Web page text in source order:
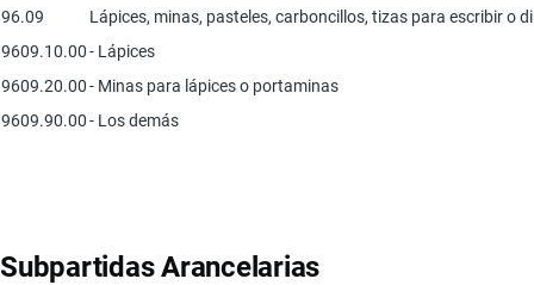
96.09
Lápices, minas, pasteles, carboncillos, tizas para escribir o
9609.10.00- Lápices
9609.20.00- Minas para lápices o portaminas
9609.90.00- Los demás
Subpartidas Arancelarias